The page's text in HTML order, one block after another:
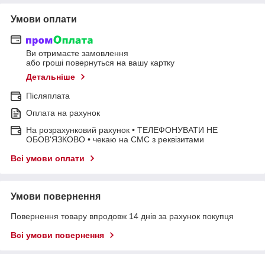
Умови оплати
Ви отримаєте замовлення
або гроші повернуться на вашу картку
Детальніше
Післяплата
Оплата на рахунок
На розрахунковий рахунок • ТЕЛЕФОНУВАТИ НЕ
ОБОВ'ЯЗКОВО • чекаю на СМС з реквізитами
Всі умови оплати
Умови повернення
Повернення товару впродовж 14 днів за рахунок покупця
Всі умови повернення